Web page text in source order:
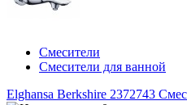
Смесители
Смесители для ванной
Elghansa Berkshire 2372743